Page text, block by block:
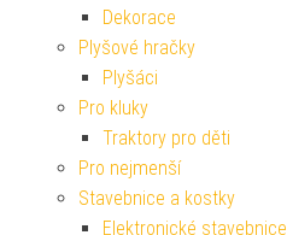
Dekorace
Plyšové hračky
Plyšáci
Pro kluky
Traktory pro děti
Pro nejmenší
Stavebnice a kostky
Elektronické stavebnice